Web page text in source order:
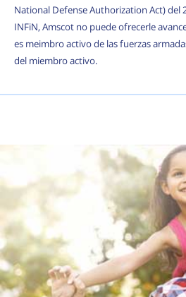
National Defense Authorization Act) del
INFiN, Amscot no puede ofrecerle
es meimbro activo de las fuerzas
del miembro activo.